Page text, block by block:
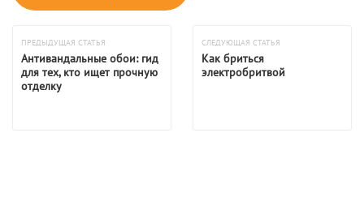
ПРЕДЫДУЩАЯ СТАТЬЯ
Антивандальные обои: гид
для тех, кто ищет прочную
отделку
СЛЕДУЮЩАЯ СТАТЬЯ
Как бриться
электробритвой